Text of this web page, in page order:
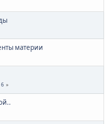
материи
6